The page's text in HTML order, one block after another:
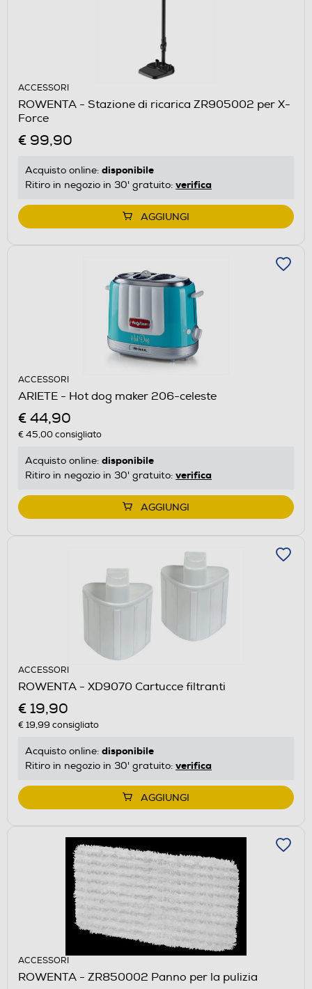
ACCESSORI
ROWENTA - Stazione di ricarica ZR905002 per X-
Force
€ 99,90
Acquisto online: disponibile
Ritiro in negozio in 30' gratuito: verifica
AGGIUNGI
ACCESSORI
ARIETE - Hot dog maker 206-celeste
€ 44,90
€ 45,00consigliato
Acquisto online: disponibile
Ritiro in negozio in 30' gratuito: verifica
AGGIUNGI
ACCESSORI
ROWENTA - XD9070 Cartucce filtranti
€ 19,90
€ 19,99 consigliato
Acquisto online: disponibile
Ritiro in negozio in 30' gratuito: verifica
AGGIUNGI
ACCESSORI
ROWENTA - ZR850002 Panno per la pulizia